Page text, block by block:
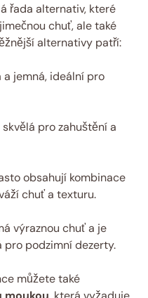
řada ⁢alternativ, které⁣
⁤chuť, ale také
alternativy patří:
a jemná, ideální pro
skvělá‌ pro zahuštění a⁢
obsahují kombinace
chuť a⁣ texturu.
výraznou chuť a ⁢je
pro podzimní dezerty.
můžete také